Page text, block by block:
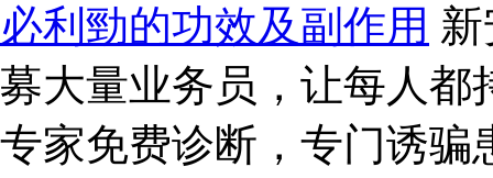
必利勁的功效及副作用
募大量业务员，让每人都
专家免费诊断，专门诱骗